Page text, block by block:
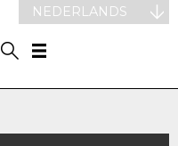
NEDERLANDS